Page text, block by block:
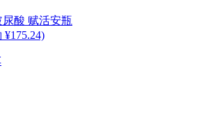
尿酸 赋活安瓶
¥175.24)